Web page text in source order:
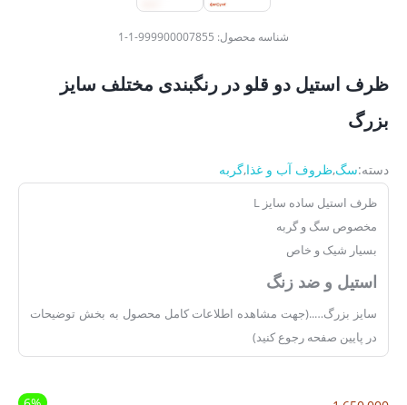
شناسه محصول: 999900007855-1-1
ظرف استيل دو قلو در رنگبندی مختلف سایز
بزرگ
دسته:سگ,ظروف آب و غذا,گربه
ظرف استيل ساده سايز L
مخصوص سگ و گربه
بسیار شیک و خاص
استیل و ضد زنگ
سایز بزرگ…..(جهت مشاهده اطلاعات کامل محصول به بخش توضیحات
در پایین صفحه رجوع کنید)